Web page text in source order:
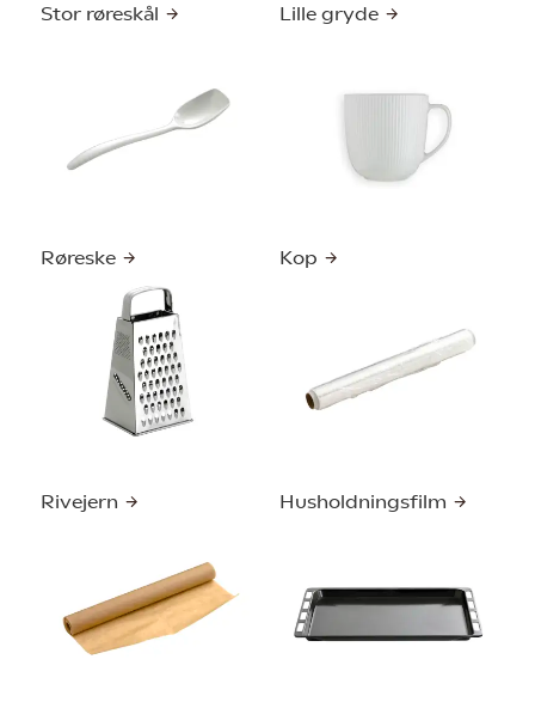
Stor røreskål Lille gryde
Røreske Kop
Rivejern Husholdningsfilm